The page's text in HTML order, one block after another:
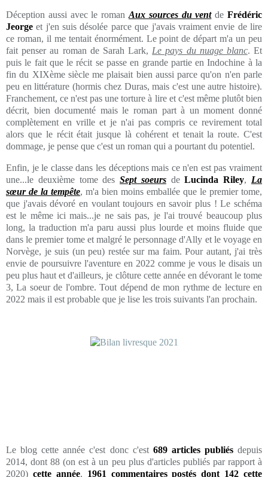
Déception aussi avec le roman Aux sources du ventdeFrédéric
Jeorge et j'en suis désolée parce que j'avais vraiment envie de lire
ce roman, il me tentait énormément. Le point de départ m'a un peu
fait penser au roman de Sarah Lark, Le pays du nuage blanc. Et
puis le fait que le récit se passe en grande partie en Indochine à la
fin du XIXème siècle me plaisait bien aussi parce qu'on n'en parle
peu en littérature (hormis chez Duras, mais c'est une autre histoire).
Franchement, ce n'est pas une torture à lire et c'est même plutôt bien
décrit, bien documenté mais le roman part à un moment donné
complètement en vrille et je n'ai pas compris ce revirement total
alors que le récit était jusque là cohérent et tenait la route. C'est
dommage, je pense que c'est un roman qui a pourtant du potentiel.
Enfin, je le classe dans les déceptions mais ce n'en est pas vraiment
une...le deuxième tome desSept soeursdeLucinda Riley, La
sœur de la tempête, m'a bien moins emballée que le premier tome,
que j'avais dévoré en voulant toujours en savoir plus ! Le schéma
est le même ici mais...je ne sais pas, je l'ai trouvé beaucoup plus
long, la traduction m'a paru aussi plus lourde et moins fluide que
dans le premier tome et malgré le personnage d'Ally et le voyage en
Norvège, je suis (un peu) restée sur ma faim. Pour autant, j'ai très
envie de poursuivre l'aventure en 2022 comme je vous le disais un
peu plus haut et d'ailleurs, je clôture cette année en dévorant le tome
3, La soeur de l'ombre. Tout dépend de mon rythme de lecture en
2022 mais il est probable que je lise les trois suivants l'an prochain.
Le blog cette année c'est donc c'est 689 articles publiésdepuis
2014, dont 88 (on est à un peu plus d'articles publiés par rapport à
2020) cette année, 1961 commentaires postés dont 142 cette